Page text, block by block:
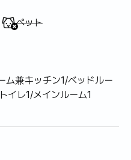
利用不可
ペット
ム兼キッチン1/ベッドルー
イレ1/メインルーム1